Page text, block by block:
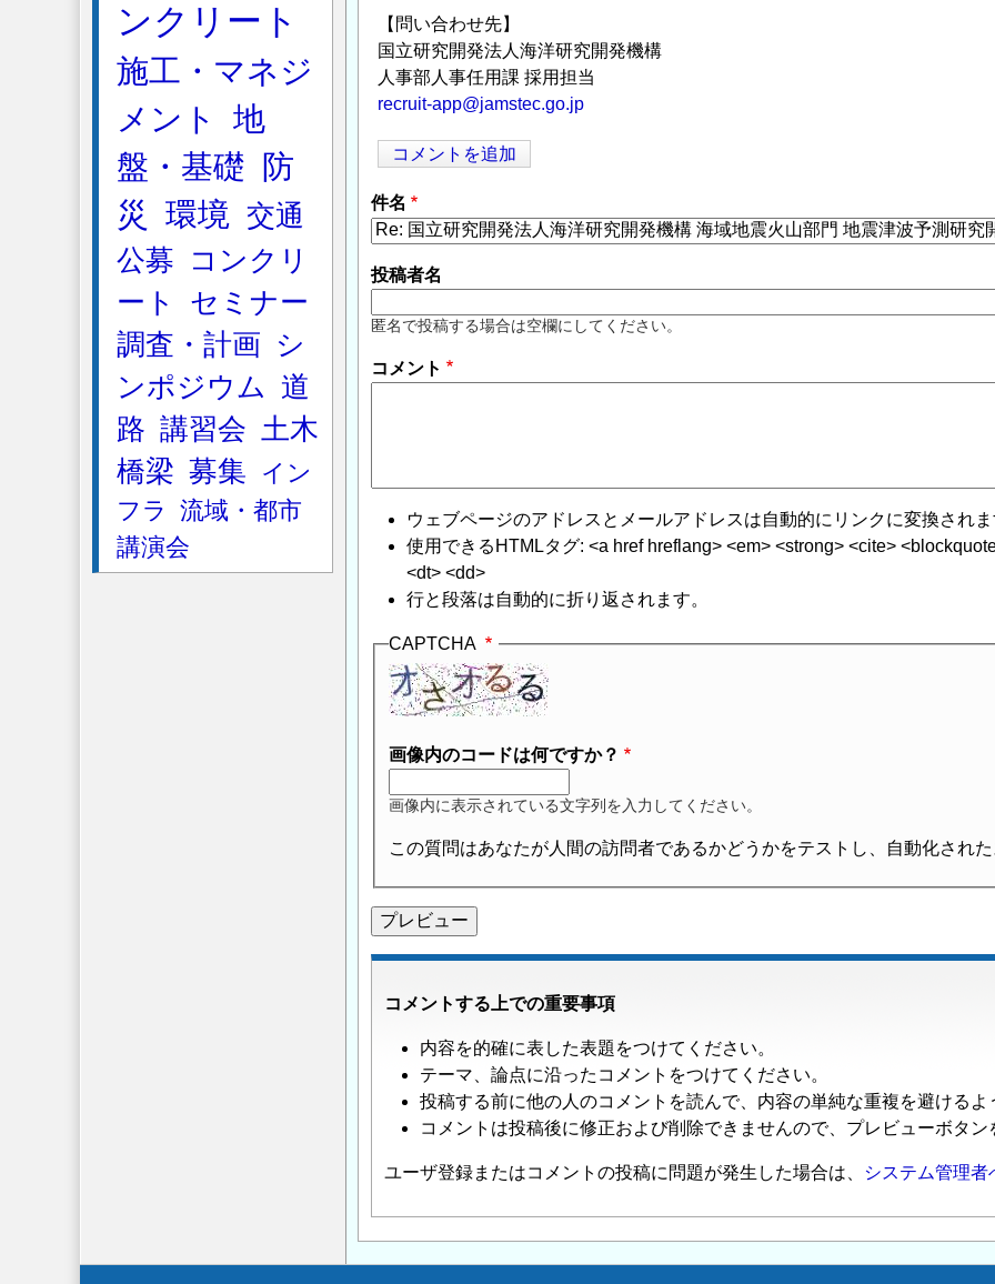
【問い合わせ先】
国立研究開発法人海洋研究開発機構
人事部人事任用課 採用担当
recruit-app@jamstec.go.jp
コメントを追加
件名
投稿者名
匿名で投稿する場合は空欄にしてください。
コメント
ウェブページのアドレスとメールアドレスは自動的にリンクに変換されま
使用できるHTMLタグ: <a href hreflang> <em> <strong> <cite>
<dt> <dd>
行と段落は自動的に折り返されます。
CAPTCHA
画像内のコードは何ですか？
画像内に表示されている文字列を入力してください。
この質問はあなたが人間の訪問者であるかどうかをテストし、自動化され
コメントする上での重要事項
内容を的確に表した表題をつけてください。
テーマ、論点に沿ったコメントをつけてください。
投稿する前に他の人のコメントを読んで、内容の単純な重複を避けるよ
コメントは投稿後に修正および削除できませんので、プレビューボタン
ユーザ登録またはコメントの投稿に問題が発生した場合は、 システム管理者
ンクリート
施工・マネジ
メント
地
盤・基礎
防
災
環境 交通
公募
コンクリ
ート
セミナー
調査・計画
シ
ンポジウム 道
路 講習会 土木
橋梁 募集
イン
フラ
流域・都市
講演会